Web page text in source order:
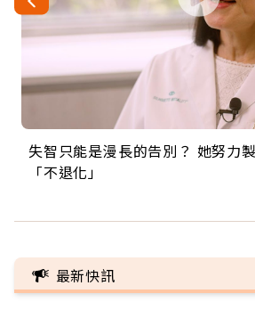
失智只能是漫長的告別？ 她努力
「不退化」
來自剛果的巧克力神父 為台灣奉
的家，我連作夢都講台語！」
63歲卸矽谷副總、搬回台灣找快
丑」走進安養院，逗樂上萬爺奶：
104歲打破金氏世界紀錄 成為全
手，分享長壽的秘密原來是「這個
事業巔峰他選擇追夢…黑手阿伯
巨蛋！連CNN都大讚！
最新快訊